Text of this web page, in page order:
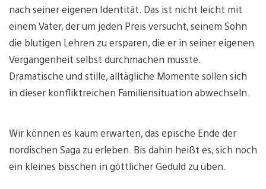
nach seiner eigenen Identität. Das ist nicht leicht mit
einem Vater, der um jeden Preis versucht, seinem Sohn
die blutigen Lehren zu ersparen, die er in seiner eigenen
Vergangenheit selbst durchmachen musste.
Dramatische und stille, alltägliche Momente sollen sich
in dieser konfliktreichen Familiensituation abwechseln.
Wir können es kaum erwarten, das epische Ende der
nordischen Saga zu erleben. Bis dahin heißt es, sich noch
ein kleines bisschen in göttlicher Geduld zu üben.